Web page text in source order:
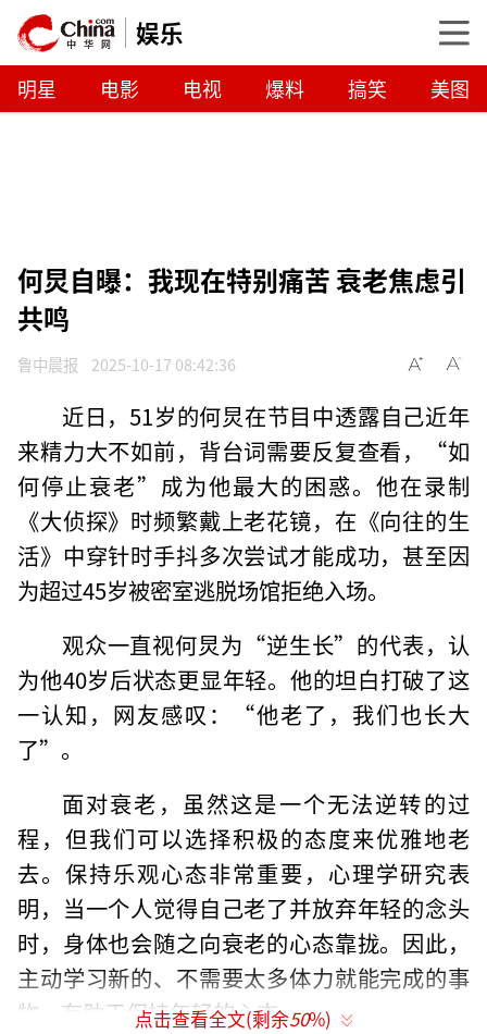
娱乐
明星 电影 电视 爆料 搞笑 美图
何炅自曝：我现在特别痛苦 衰老焦虑引
共鸣
鲁中晨报 2025-10-17 08:42:36
近日，51岁的何炅在节目中透露自己近年
来精力大不如前，背台词需要反复查看，“如
何停止衰老”成为他最大的困惑。他在录制
《大侦探》时频繁戴上老花镜，在《向往的生
活》中穿针时手抖多次尝试才能成功，甚至因
为超过45岁被密室逃脱场馆拒绝入场。
观众一直视何炅为“逆生长”的代表，认
为他40岁后状态更显年轻。他的坦白打破了这
一认知，网友感叹：“他老了，我们也长大
了”。
面对衰老，虽然这是一个无法逆转的过
程，但我们可以选择积极的态度来优雅地老
去。保持乐观心态非常重要，心理学研究表
明，当一个人觉得自己老了并放弃年轻的念头
时，身体也会随之向衰老的心态靠拢。因此，
主动学习新的、不需要太多体力就能完成的事
物，有助于保持年轻的心态。
点击查看全文(剩余50%)